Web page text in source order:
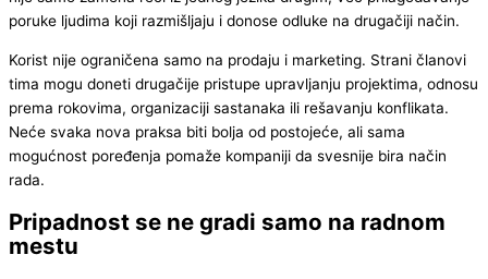
poruke ljudima koji razmišljaju i donose odluke na drugačiji način.
Korist nije ograničena samo na prodaju i marketing. Strani članovi
tima mogu doneti drugačije pristupe upravljanju projektima, odnosu
prema rokovima, organizaciji sastanaka ili rešavanju konflikata.
Neće svaka nova praksa biti bolja od postojeće, ali sama
mogućnost poređenja pomaže kompaniji da svesnije bira način
rada.
Pripadnost se ne gradi samo na radnom
mestu